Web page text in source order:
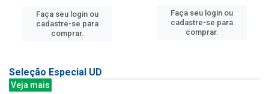
Faça seu login ou
cadastre-se para
comprar.
Faça seu login ou
cadastre-se para
comprar.
Seleção Especial UD
Veja mais